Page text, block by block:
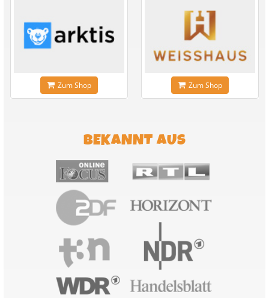
Zum Shop Zum Shop
BEKANNT AUS